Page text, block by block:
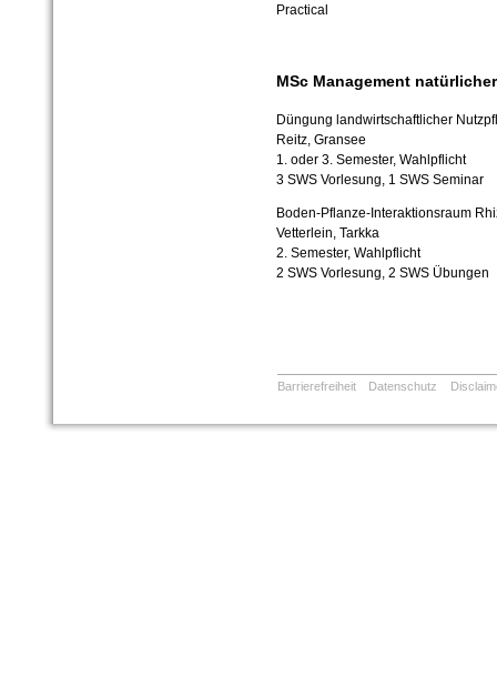
Practical
MSc Management
Düngung landwirtschaftlicher
Reitz, Gransee
1. oder 3. Semester, Wahlpflicht
3 SWS Vorlesung, 1 SWS Seminar
Boden-Pflanze-Interaktionsraum
Vetterlein, Tarkka
2. Semester, Wahlpflicht
2 SWS Vorlesung, 2 SWS Übungen
Barrierefreiheit Datenschutz